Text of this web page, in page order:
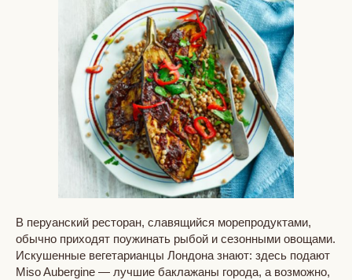
В перуанский ресторан, славящийся морепродуктами,
обычно приходят поужинать рыбой и сезонными овощами.
Искушенные вегетарианцы Лондона знают: здесь подают
Miso Aubergine — лучшие баклажаны города, а возможно,